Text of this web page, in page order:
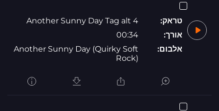
טראק:
Another Sunny Day Tag alt 4
אורך:
00:34
אלבום:
Another Sunny Day (Quirky Soft
Rock)